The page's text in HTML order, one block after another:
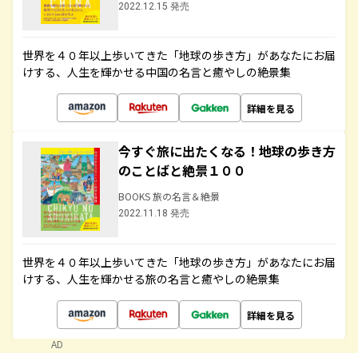
2022.12.15 発売
世界を４０年以上歩いてきた「地球の歩き方」があなたにお届
けする、人生を輝かせる中国の名言と癒やしの絶景集
詳細を見る
今すぐ旅に出たくなる！地球の歩き方
のことばと絶景１００
BOOKS 旅の名言＆絶景
2022.11.18 発売
世界を４０年以上歩いてきた「地球の歩き方」があなたにお届
けする、人生を輝かせる旅の名言と癒やしの絶景集
詳細を見る
AD